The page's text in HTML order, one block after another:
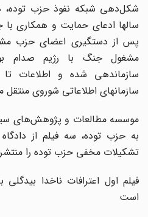
شکل‌دهی شبکه نفوذ حزب توده،
سالها ادعای حمایت و همکاری با
پس از دستگیری اعضای حزب
مشغول جنگ با رژیم صدام
سازماندهی شده و اطلاعات تا
سازمانهای اطلاعاتی شوروی منتقل
موسسه مطالعات و پژوهش‌های
به حزب توده، سه فیلم از
تشکیلات مخفی حزب توده را منتشر
فیلم اول اعترافات ناخدا بیدگلی
است